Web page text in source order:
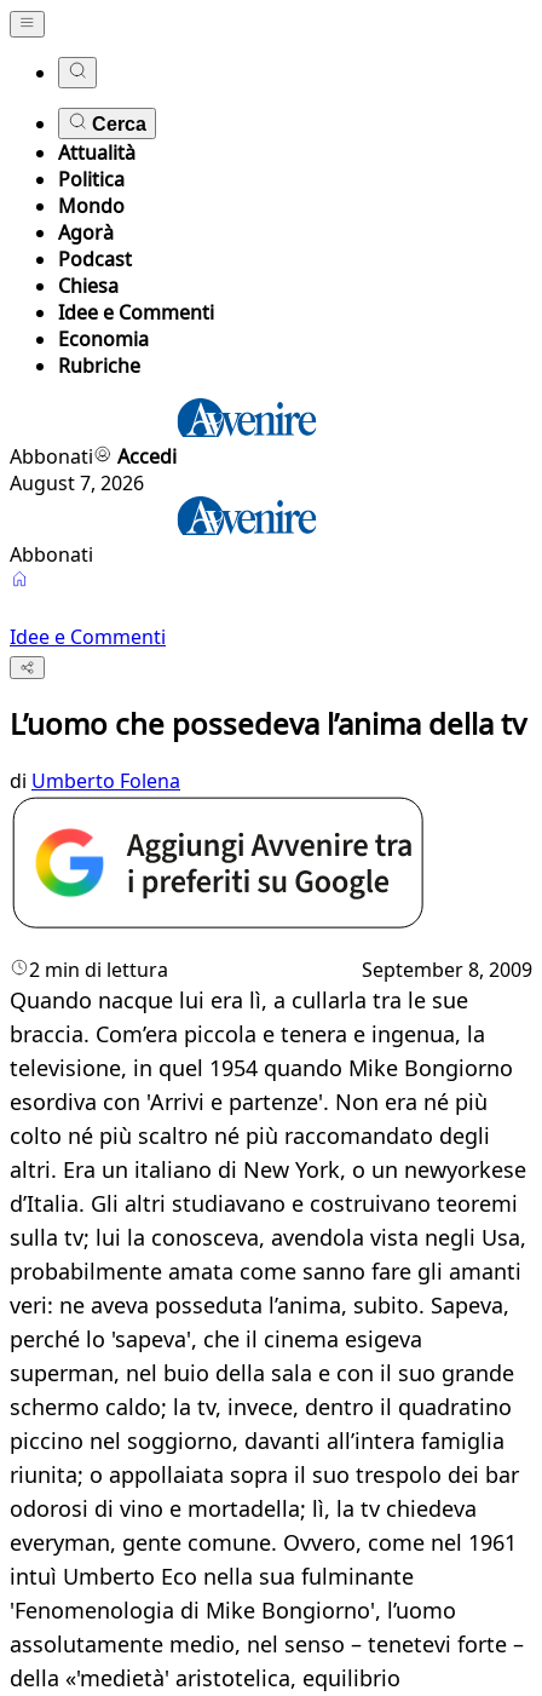
Cerca
Attualità
Politica
Mondo
Agorà
Podcast
Chiesa
Idee e Commenti
Economia
Rubriche
Abbonati
Accedi
August 7, 2026
Abbonati
Idee e Commenti
L’uomo che possedeva l’anima della tv
di Umberto Folena
2 min di lettura September 8, 2009
Quando nacque lui era lì, a cullarla tra le sue
braccia. Com’era piccola e tenera e ingenua, la
televisione, in quel 1954 quando Mike Bongiorno
esordiva con 'Arrivi e partenze'. Non era né più
colto né più scaltro né più raccomandato degli
altri. Era un italiano di New York, o un newyorkese
d’Italia. Gli altri studiavano e costruivano teoremi
sulla tv; lui la conosceva, avendola vista negli Usa,
probabilmente amata come sanno fare gli amanti
veri: ne aveva posseduta l’anima, subito. Sapeva,
perché lo 'sapeva', che il cinema esigeva
superman, nel buio della sala e con il suo grande
schermo caldo; la tv, invece, dentro il quadratino
piccino nel soggiorno, davanti all’intera famiglia
riunita; o appollaiata sopra il suo trespolo dei bar
odorosi di vino e mortadella; lì, la tv chiedeva
everyman, gente comune. Ovvero, come nel 1961
intuì Umberto Eco nella sua fulminante
'Fenomenologia di Mike Bongiorno', l’uomo
assolutamente medio, nel senso – tenetevi forte –
della «'medietà' aristotelica, equilibrio